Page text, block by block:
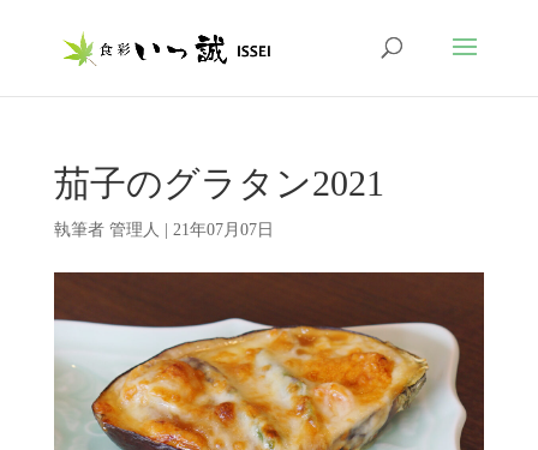
茄子のグラタン2021
執筆者 管理人 21年07月07日